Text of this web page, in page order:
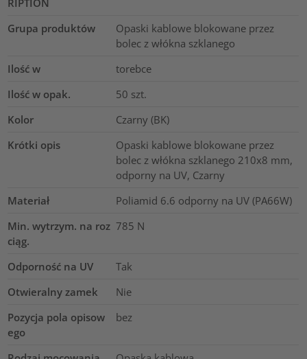
RIPTION
Grupa produktów
Opaski kablowe blokowane przez
bolec z włókna szklanego
Ilość w
torebce
Ilość w opak.
50 szt.
Kolor
Czarny (BK)
Krótki opis
Opaski kablowe blokowane przez
bolec z włókna szklanego 210x8 mm,
odporny na UV, Czarny
Materiał
Poliamid 6.6 odporny na UV (PA66W)
Min. wytrzym. na roz
ciąg.
785 N
Odporność na UV
Tak
Otwieralny zamek
Nie
Pozycja pola opisow
ego
bez